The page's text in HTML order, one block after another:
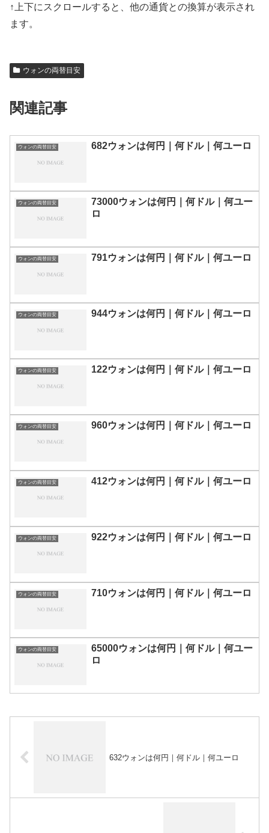
↑上下にスクロールすると、他の通貨との換算が表示され
ます。
ウォンの両替目安
関連記事
ウォンの両替目安 682ウォンは何円｜何ドル｜何ユーロ
ウォンの両替目安
73000ウォンは何円｜何ドル｜何ユー
ロ
ウォンの両替目安 791ウォンは何円｜何ドル｜何ユーロ
ウォンの両替目安 944ウォンは何円｜何ドル｜何ユーロ
ウォンの両替目安 122ウォンは何円｜何ドル｜何ユーロ
ウォンの両替目安 960ウォンは何円｜何ドル｜何ユーロ
ウォンの両替目安 412ウォンは何円｜何ドル｜何ユーロ
ウォンの両替目安 922ウォンは何円｜何ドル｜何ユーロ
ウォンの両替目安 710ウォンは何円｜何ドル｜何ユーロ
ウォンの両替目安
65000ウォンは何円｜何ドル｜何ユー
ロ
632ウォンは何円｜何ドル｜何ユーロ